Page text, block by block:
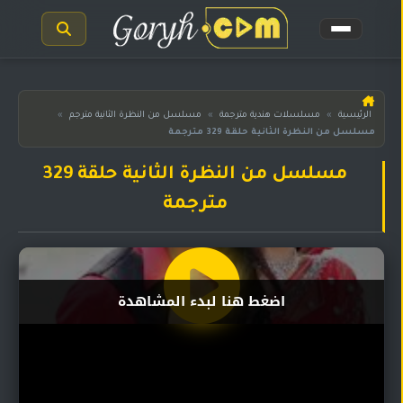
الرئيسية
مسلسلات
المترجمة
مدبلجة
الرئيسية » مسلسلات هندية مترجمة » مسلسل من النظرة الثانية مترجم
»
مسلسل من النظرة الثانية حلقة 329 مترجمة
مسلسل من النظرة الثانية حلقة 329
مترجمة
اضغط هنا لبدء المشاهدة